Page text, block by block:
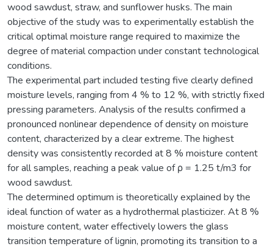
wood sawdust, straw, and sunflower husks. The main
objective of the study was to experimentally establish the
critical optimal moisture range required to maximize the
degree of material compaction under constant technological
conditions.
The experimental part included testing five clearly defined
moisture levels, ranging from 4 % to 12 %, with strictly fixed
pressing parameters. Analysis of the results confirmed a
pronounced nonlinear dependence of density on moisture
content, characterized by a clear extreme. The highest
density was consistently recorded at 8 % moisture content
for all samples, reaching a peak value of ρ = 1.25 t/m3 for
wood sawdust.
The determined optimum is theoretically explained by the
ideal function of water as a hydrothermal plasticizer. At 8 %
moisture content, water effectively lowers the glass
transition temperature of lignin, promoting its transition to a